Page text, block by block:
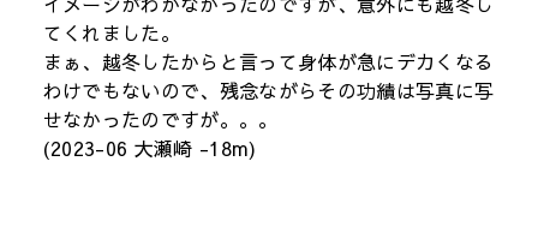
てくれました。
まぁ、越冬したからと言って身体が急にデカくなる
わけでもないので、残念ながらその功績は写真に写
せなかったのですが。。。
(2023-06 大瀬崎 -18m)